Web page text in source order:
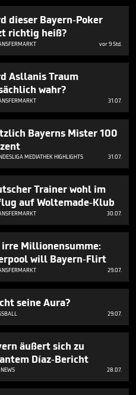
dieser Bayern-Poker
richtig heiß?
vor 9 Std.
Asllanis Traum
wahr?
31.07.
Bayerns Mister 100
MEDIATHEK HIGHLIGHTS 31.07.
Trainer wohl im
auf Woltemade-Klub
30.07.
irre Millionensumme:
will Bayern-Flirt
29.07.
seine Aura?
29.07.
äußert sich zu
Díaz-Bericht
28.07.